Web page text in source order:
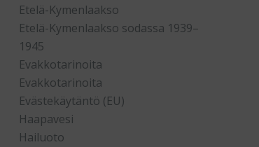
Etelä-Kymenlaakso
Etelä-Kymenlaakso sodassa 1939–
1945
Evakkotarinoita
Evakkotarinoita
Evästekäytäntö (EU)
Haapavesi
Hailuoto